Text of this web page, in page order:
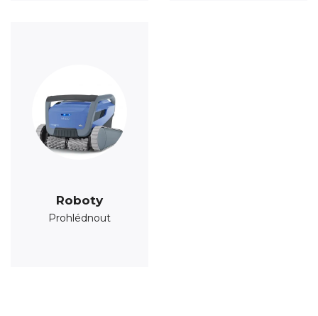
Roboty
Prohlédnout